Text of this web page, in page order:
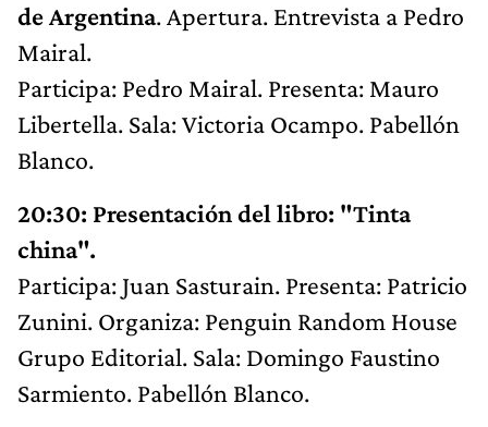
de Argentina. Apertura. Entrevista a Pedro
Mairal.
Participa: Pedro Mairal. Presenta: Mauro
Libertella. Sala: Victoria Ocampo. Pabellón
Blanco.
20:30: Presentación del libro: "Tinta
china".
Participa: Juan Sasturain. Presenta: Patricio
Zunini. Organiza: Penguin Random House
Grupo Editorial. Sala: Domingo Faustino
Sarmiento. Pabellón Blanco.